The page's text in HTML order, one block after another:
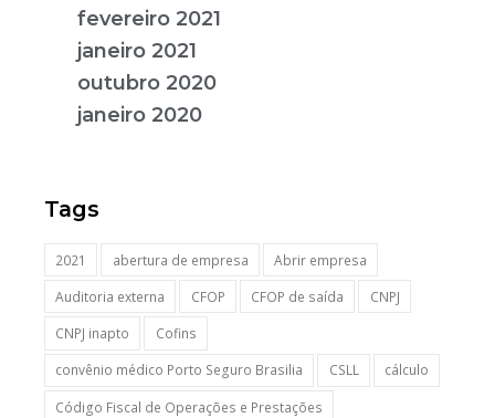
fevereiro 2021
janeiro 2021
outubro 2020
janeiro 2020
Tags
2021 abertura de empresa
Abrir empresa
Auditoria externa
CFOP CFOP de saída
CNPJ
CNPJ inapto
Cofins
convênio médico Porto Seguro Brasilia
CSLL
cálculo
Código Fiscal de Operações e Prestações